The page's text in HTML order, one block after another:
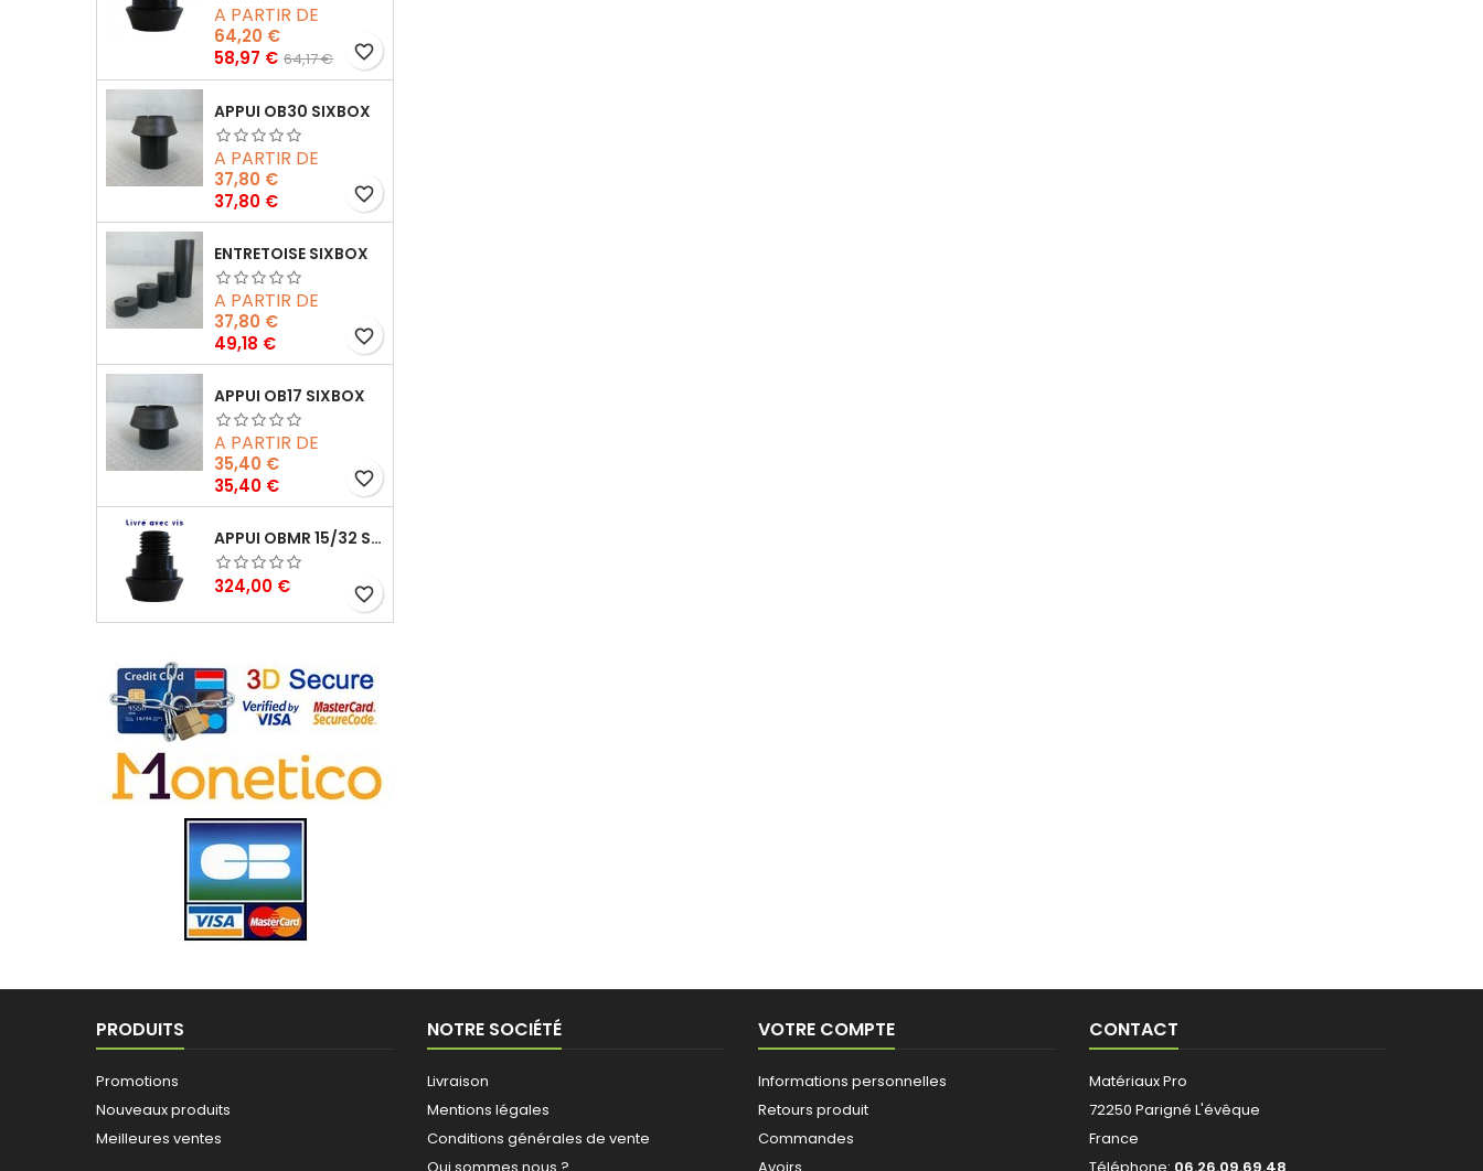
A PARTIR DE
64,20 €
Prix
58,97 € Prix
de
base
64,17 € favorite_border
APPUI OB30 SIXBOX
A PARTIR DE
37,80 €
Prix
37,80 € favorite_border
ENTRETOISE SIXBOX
A PARTIR DE
37,80 €
Prix
49,18 € favorite_border
APPUI OB17 SIXBOX
A PARTIR DE
35,40 €
Prix
35,40 € favorite_border
APPUI OBMR 15/32 SIXBOX AVEC VIS
Prix
324,00 € favorite_border
PRODUITS
Promotions
Nouveaux produits
Meilleures ventes
NOTRE SOCIÉTÉ
Livraison
Mentions légales
Conditions générales de vente
VOTRE COMPTE
Informations personnelles
Retours produit
Commandes
CONTACT
Matériaux Pro
72250 Parigné L'évêque
France